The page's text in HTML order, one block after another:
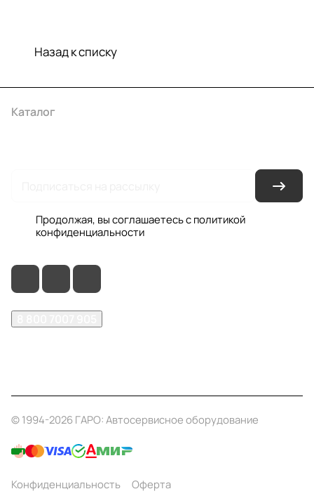
Назад к списку
Каталог
Продолжая, вы соглашаетесь с политикой
конфиденциальности
© 1994-2026 ГАРО: Автосервисное оборудование
Конфиденциальность Оферта